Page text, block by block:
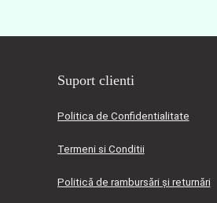
Suport clienti
Politica de Confidentialitate
Termeni si Conditii
Politică de rambursări și returnări